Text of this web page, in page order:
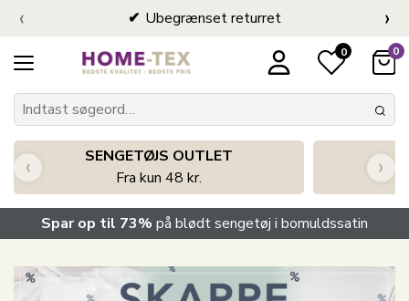
Ubegrænset returret
‹ ›
0 0
SENGETØJS OUTLET
Fra kun 48 kr.
‹ ›
Spar op til 73% på blødt sengetøj i bomuldssatin